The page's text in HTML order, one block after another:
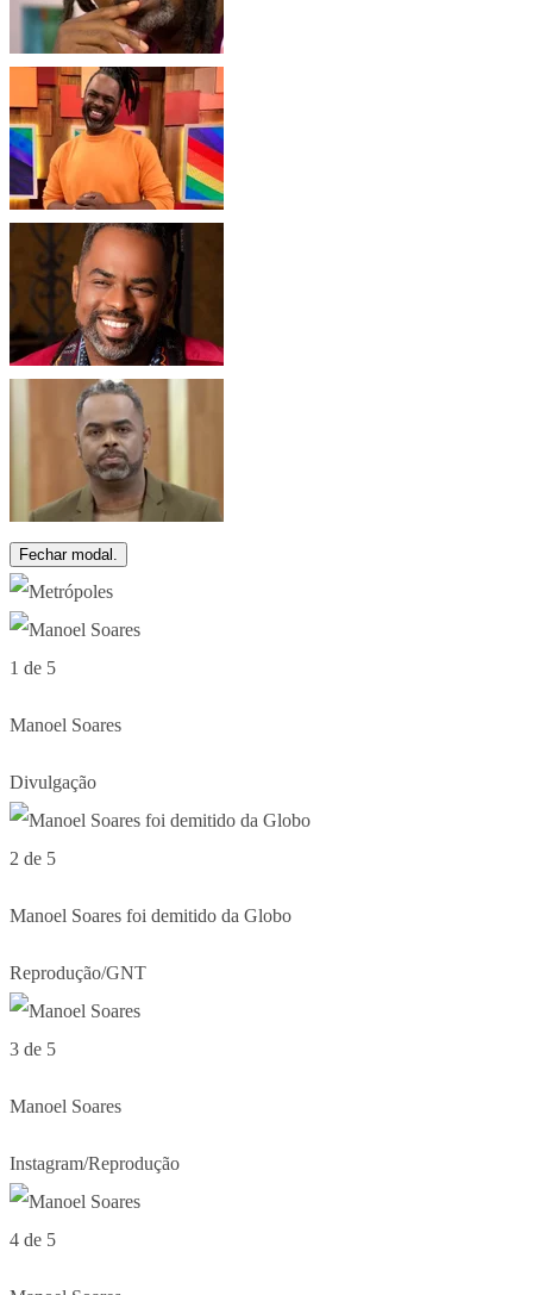
Fechar modal.
1 de 5
Manoel Soares
Divulgação
2 de 5
Manoel Soares foi demitido da Globo
Reprodução/GNT
3 de 5
Manoel Soares
Instagram/Reprodução
4 de 5